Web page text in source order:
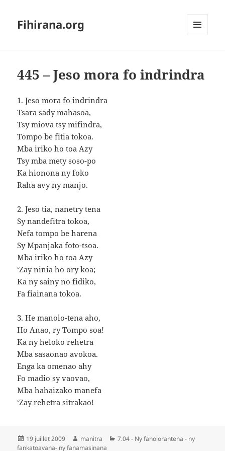
Fihirana.org
445 – Jeso mora fo indrindra
1. Jeso mora fo indrindra
Tsara sady mahasoa,
Tsy miova tsy mifindra,
Tompo be fitia tokoa.
Mba iriko ho toa Azy
Tsy mba mety soso-po
Ka hionona ny foko
Raha avy ny manjo.
2. Jeso tia, nanetry tena
Sy nandefitra tokoa,
Nefa tompo be harena
Sy Mpanjaka foto-tsoa.
Mba iriko ho toa Azy
‘Zay ninia ho ory koa;
Ka ny sainy no fidiko,
Fa fiainana tokoa.
3. He manolo-tena aho,
Ho Anao, ry Tompo soa!
Ka ny heloko rehetra
Mba sasaonao avokoa.
Enga ka omenao ahy
Fo madio sy vaovao,
Mba hahaizako manefa
‘Zay rehetra sitrakao!
Publié
le
19 juillet 2009 Auteur
manitra Catégories
7.04 - Ny fanolorantena - ny
fankatoavana- ny fanamasinana